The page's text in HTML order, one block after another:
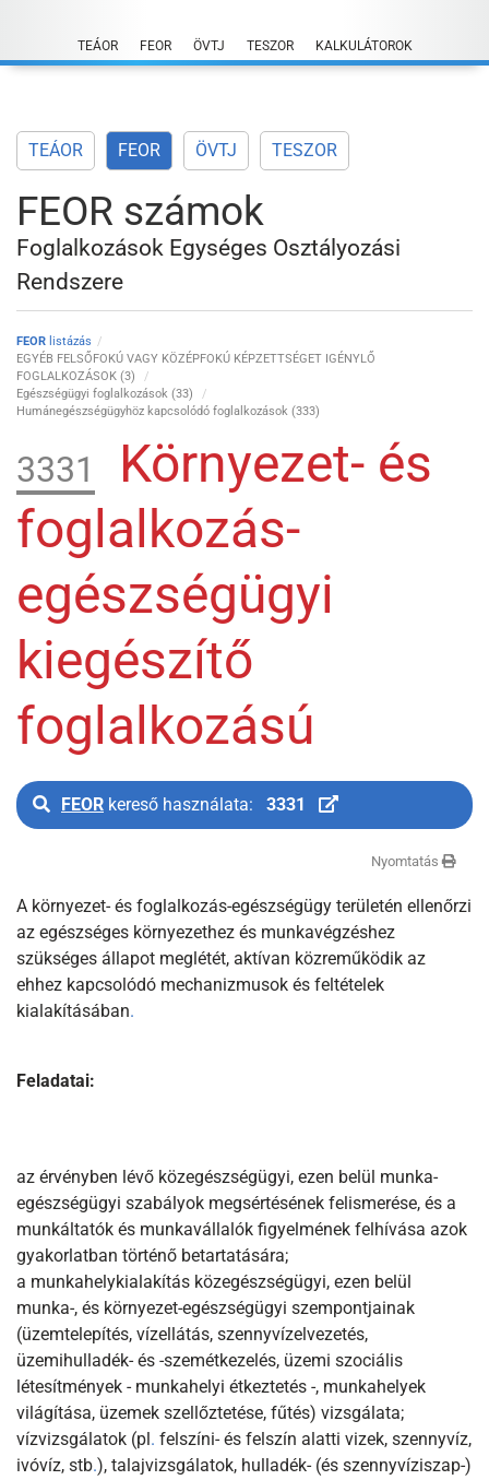
content
TEÁOR FEOR ÖVTJ TESZOR KALKULÁTOROK
TEÁOR FEOR ÖVTJ TESZOR
FEOR számok
Foglalkozások Egységes Osztályozási
Rendszere
FEOR listázás
EGYÉB FELSŐFOKÚ VAGY KÖZÉPFOKÚ KÉPZETTSÉGET IGÉNYLŐ
FOGLALKOZÁSOK (3)
Egészségügyi foglalkozások (33)
Humánegészségügyhöz kapcsolódó foglalkozások (333)
3331
Környezet- és
foglalkozás-
egészségügyi
kiegészítő
foglalkozású
FEOR kereső használata: 3331
Nyomtatás
A környezet- és foglalkozás-egészségügy területén ellenőrzi
az egészséges környezethez és munkavégzéshez
szükséges állapot meglétét, aktívan közreműködik az
ehhez kapcsolódó mechanizmusok és feltételek
kialakításában.
Feladatai:
az érvényben lévő közegészségügyi, ezen belül munka-
egészségügyi szabályok megsértésének felismerése, és a
munkáltatók és munkavállalók figyelmének felhívása azok
gyakorlatban történő betartatására;
a munkahelykialakítás közegészségügyi, ezen belül
munka-, és környezet-egészségügyi szempontjainak
(üzemtelepítés, vízellátás, szennyvízelvezetés,
üzemihulladék- és -szemétkezelés, üzemi szociális
létesítmények - munkahelyi étkeztetés -, munkahelyek
világítása, üzemek szellőztetése, fűtés) vizsgálata;
vízvizsgálatok (pl. felszíni- és felszín alatti vizek, szennyvíz,
ivóvíz, stb.), talajvizsgálatok, hulladék- (és szennyvíziszap-)